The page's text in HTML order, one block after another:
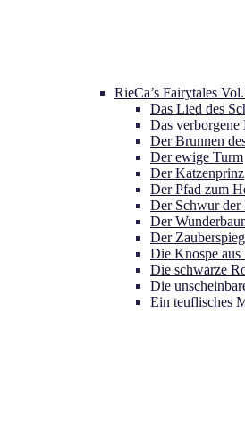
RieCa’s Fairytales
Das Lied des
Das verborgene
Der Brunnen
Der ewige Turm
Der Katzenprinz
Der Pfad zum
Der Schwur
Der
Der
Die Knospe aus
Die schwarze
Die
Ein teuflisches